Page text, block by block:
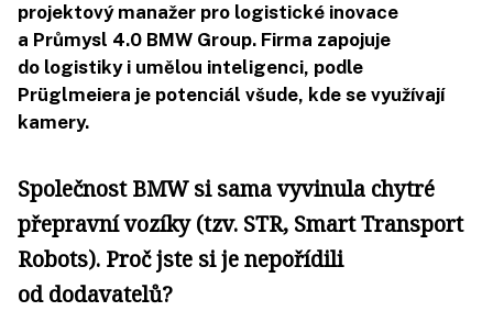
projektový manažer pro logistické inovace
a Průmysl 4.0 BMW Group. Firma zapojuje
do logistiky i umělou inteligenci, podle
Prüglmeiera je potenciál všude, kde se využívají
kamery.
Společnost BMW si sama vyvinula chytré
přepravní vozíky (tzv. STR, Smart Transport
Robots). Proč jste si je nepořídili
od dodavatelů?